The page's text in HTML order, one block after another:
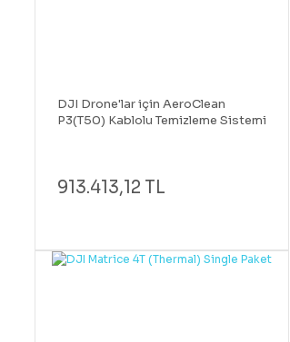
DJI Drone'lar için AeroClean
P3(T50) Kablolu Temizleme Sistemi
913.413,12 TL